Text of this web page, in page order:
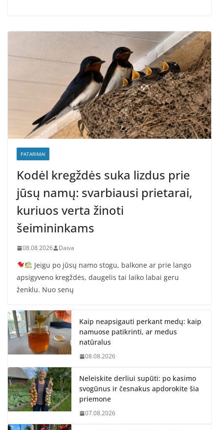
PATARIMAI
Kodėl kregždės suka lizdus prie
jūsų namų: svarbiausi prietarai,
kuriuos verta žinoti
šeimininkams
08.08.2026 Daiva
Jeigu po jūsų namo stogu, balkone ar prie lango
apsigyveno kregždės, daugelis tai laiko labai geru
ženklu. Nuo senų
Kaip neapsigauti perkant medų: kaip
namuose patikrinti, ar medus
natūralus
08.08.2026
Neleiskite derliui supūti: po kasimo
svogūnus ir česnakus apdorokite šia
priemone
07.08.2026